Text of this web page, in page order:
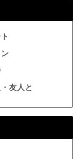
友人と